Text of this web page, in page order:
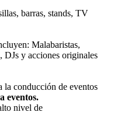
barras, stands, TV
Malabaristas,
DJs y acciones originales
la conducción de eventos
eventos.
nivel de